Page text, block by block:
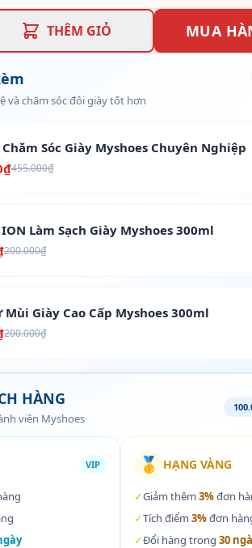
THÊM GIỎ MUA
và chăm sóc đôi giày tốt hơn
Sóc Giày Myshoes Chuyên Nghiệp
455.000₫
Làm Sạch Giày Myshoes 300ml
200.000₫
Giày Cao Cấp Myshoes 300ml
200.000₫
HÀNG
viên Myshoes
VIP 🥇 HẠNG VÀNG
✓Giảm thêm 3%đơn
✓Tích điểm 3%đơn
✓Đổi hàng trong 30